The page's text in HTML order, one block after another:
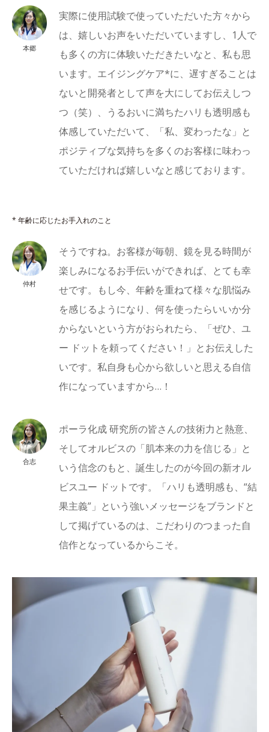
本郷
実際に使用試験で使っていただいた方々から
は、嬉しいお声をいただいていますし、1人で
も多くの方に体験いただきたいなと、私も思
います。エイジングケア*に、遅すぎることは
ないと開発者として声を大にしてお伝えしつ
つ（笑）、うるおいに満ちたハリも透明感も
体感していただいて、「私、変わったな」と
ポジティブな気持ちを多くのお客様に味わっ
ていただければ嬉しいなと感じております。
* 年齢に応じたお手入れのこと
仲村
そうですね。お客様が毎朝、鏡を見る時間が
楽しみになるお手伝いができれば、とても幸
せです。もし今、年齢を重ねて様々な肌悩み
を感じるようになり、何を使ったらいいか分
からないという方がおられたら、「ぜひ、ユ
ー ドットを頼ってください！」とお伝えした
いです。私自身も心から欲しいと思える自信
作になっていますから…！
合志
ポーラ化成 研究所の皆さんの技術力と熱意、
そしてオルビスの「肌本来の力を信じる」と
いう信念のもと、誕生したのが今回の新オル
ビスユー ドットです。「ハリも透明感も、“結
果主義”」という強いメッセージをブランドと
して掲げているのは、こだわりのつまった自
信作となっているからこそ。